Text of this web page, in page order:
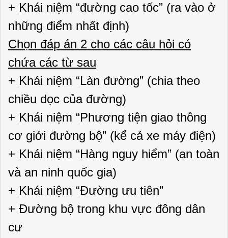
+ Khái niệm “đường cao tốc” (ra vào ở
những điểm nhất định)
Chọn đáp án 2 cho các câu hỏi có
chứa các từ sau
+ Khái niệm “Làn đường” (chia theo
chiều dọc của đường)
+ Khái niệm “Phương tiện giao thông
cơ giới đường bộ” (kể cả xe máy điện)
+ Khái niệm “Hàng nguy hiểm” (an toàn
và an ninh quốc gia)
+ Khái niệm “Đường ưu tiên”
+ Đường bộ trong khu vực đông dân
cư